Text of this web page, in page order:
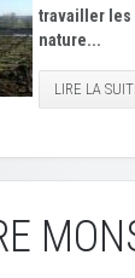
travailler les
nature...
LIRE LA